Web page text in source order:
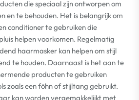
die speciaal zijn ontworpen om
en te behouden. Het is belangrijk om
conditioner te gebruiken die
helpen voorkomen. Regelmatig
haarmasker kan helpen om stijl
te houden. Daarnaast is het aan te
producten te gebruiken
zoals een föhn of stijltang gebruikt.
kan worden vergemakkelijkt met